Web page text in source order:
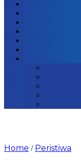
Home / Peristiwa